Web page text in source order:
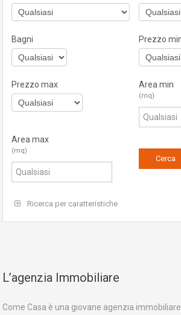
Bagni Prezzo
Prezzo max Area min
(mq)
Area max
(mq)
Ricerca per caratteristiche
L’agenzia Immobiliare
Come Casa è una giovane agenzia